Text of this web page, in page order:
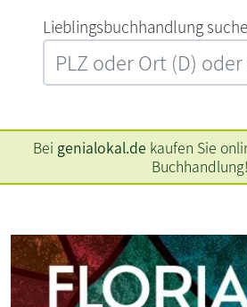
L‍i‍e‍b‍l‍i‍n‍g‍s‍b‍u‍c‍h‍h‍a‍n‍d‍l‍u‍n‍g‍
Bei genialokal.de kaufen Sie
Buchhandlung!